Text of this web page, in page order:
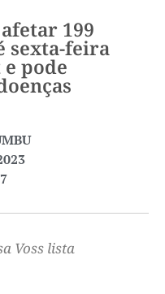
199
sexta-feira
pode
Voss lista